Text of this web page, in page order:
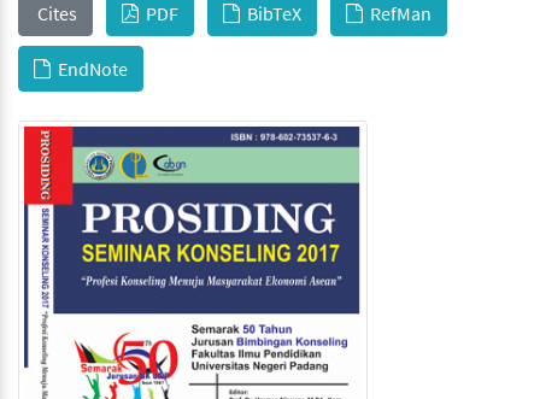
Cites PDF BibTeX RefMan
EndNote